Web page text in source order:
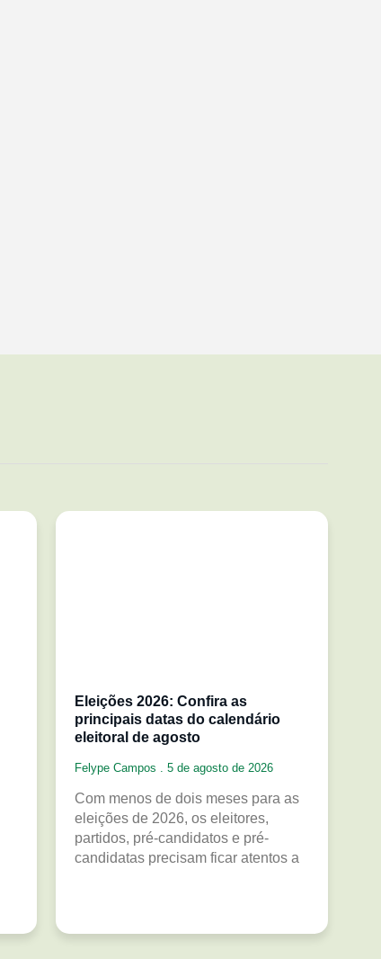
Eleições 2026: Confira as
principais datas do calendário
eleitoral de agosto
Felype Campos 5 de agosto de 2026
Com menos de dois meses para as
eleições de 2026, os eleitores,
partidos, pré-candidatos e pré-
candidatas precisam ficar atentos a